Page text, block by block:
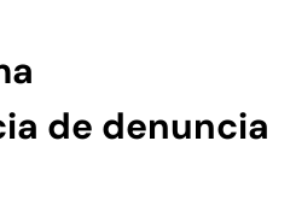
de denuncia